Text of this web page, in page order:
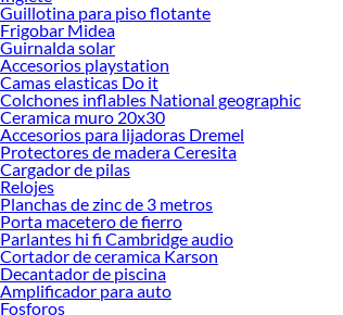
Guillotina para piso flotante
Frigobar Midea
Guirnalda solar
Accesorios playstation
Camas elasticas Do it
Colchones inflables National geographic
Ceramica muro 20x30
Accesorios para lijadoras Dremel
Protectores de madera Ceresita
Cargador de pilas
Relojes
Planchas de zinc de 3 metros
Porta macetero de fierro
Parlantes hi fi Cambridge audio
Cortador de ceramica Karson
Decantador de piscina
Amplificador para auto
Fosforos